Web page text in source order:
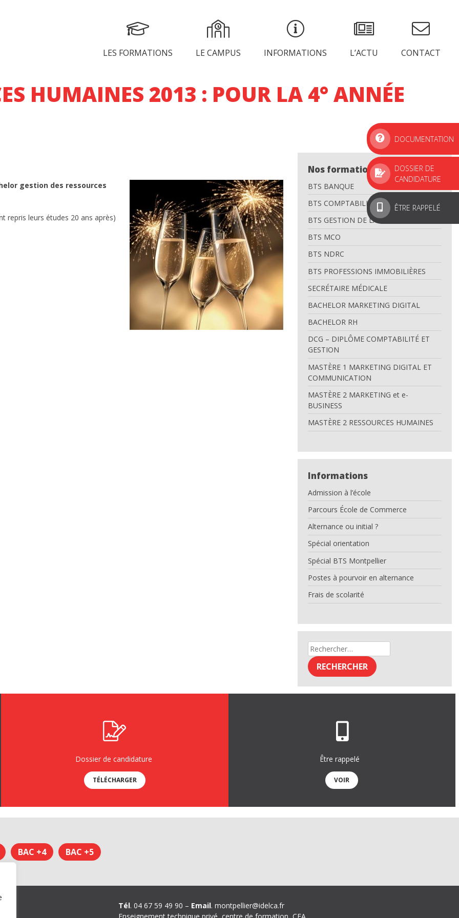
LES FORMATIONS LE CAMPUS INFORMATIONS L’ACTU CONTACT
DOCUMENTATION
DOSSIER DE
CANDIDATURE
ÊTRE RAPPELÉ
HUMAINES 2013 : POUR LA 4° ANNÉE
gestion des ressources
repris leurs études 20 ans après)
Nos formations
BTS BANQUE
BTS COMPTABILITÉ GESTION
BTS GESTION DE LA PME
BTS MCO
BTS NDRC
BTS PROFESSIONS IMMOBILIÈRES
SECRÉTAIRE MÉDICALE
BACHELOR MARKETING DIGITAL
BACHELOR RH
DCG – DIPLÔME COMPTABILITÉ ET
GESTION
MASTÈRE 1 MARKETING DIGITAL ET
COMMUNICATION
MASTÈRE 2 MARKETING et e-
BUSINESS
MASTÈRE 2 RESSOURCES HUMAINES
Informations
Admission à l’école
Parcours École de Commerce
Alternance ou initial ?
Spécial orientation
Spécial BTS Montpellier
Postes à pourvoir en alternance
Frais de scolarité
Rechercher :
Dossier de candidature
TÉLÉCHARGER
Être rappelé
VOIR
BAC +4 BAC +5
Tél. 04 67 59 49 90 – Email. montpellier@idelca.fr